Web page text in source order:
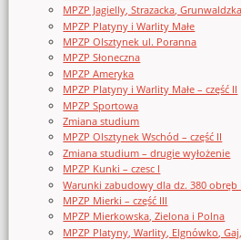
MPZP Jagielly, Strazacka,
MPZP Platyny i Warlity Małe
MPZP Olsztynek ul. Poranna
MPZP Słoneczna
MPZP Ameryka
MPZP Platyny i Warlity Małe – część II
MPZP Sportowa
Zmiana studium
MPZP Olsztynek Wschód – część II
Zmiana studium – drugie wyłożenie
MPZP Kunki – czesc I
Warunki zabudowy dla dz. 380 obręb
MPZP Mierki – część III
MPZP Mierkowska, Zielona i Polna
MPZP Platyny, Warlity, Elgnówko,